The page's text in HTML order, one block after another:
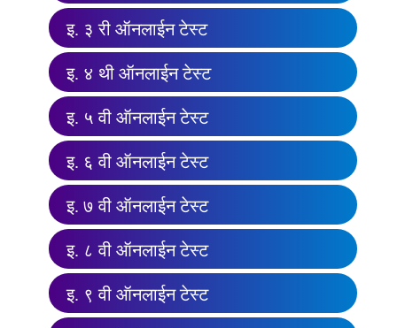
इ. ३ री ऑनलाईन टेस्ट
इ. ४ थी ऑनलाईन टेस्ट
इ. ५ वी ऑनलाईन टेस्ट
इ. ६ वी ऑनलाईन टेस्ट
इ. ७ वी ऑनलाईन टेस्ट
इ. ८ वी ऑनलाईन टेस्ट
इ. ९ वी ऑनलाईन टेस्ट